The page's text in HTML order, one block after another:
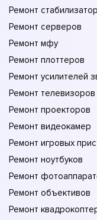
Ремонт
Ремонт серверов
Ремонт мфу
Ремонт плоттеров
Ремонт усилителей
Ремонт телевизоров
Ремонт проекторов
Ремонт видеокамер
Ремонт игровых
Ремонт ноутбуков
Ремонт
Ремонт объективов
Ремонт